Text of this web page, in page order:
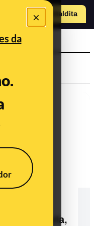
×
da
Hazte Maldita
han
controlarla,